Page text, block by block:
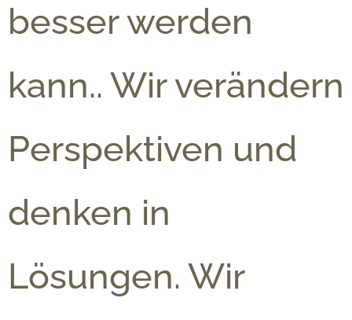
besser werden
kann.. Wir verändern
Perspektiven und
denken in
Lösungen. Wir